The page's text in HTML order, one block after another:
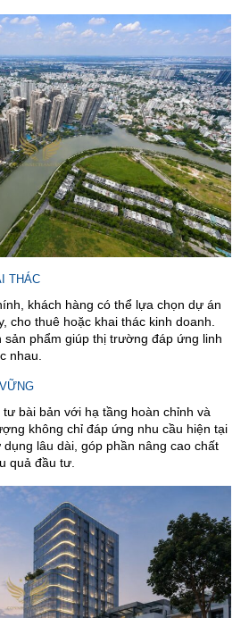
THÁC
khách hàng có thể lựa chọn dự án
cho thuê hoặc khai thác kinh doanh.
sản phẩm giúp thị trường đáp ứng linh
nhau.
bài bản với hạ tầng hoàn chỉnh và
không chỉ đáp ứng nhu cầu hiện tại
lâu dài, góp phần nâng cao chất
quả đầu tư.